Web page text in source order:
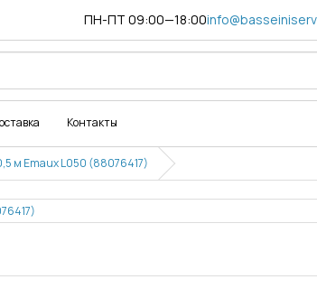
ПН-ПТ 09:00—18:00
Контакты
м Emaux L050 (88076417)